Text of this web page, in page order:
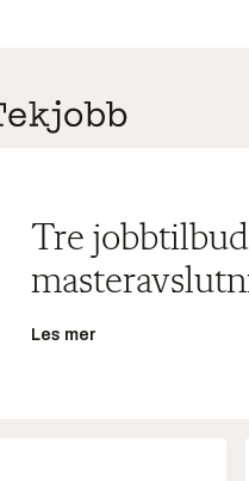
Tre
Les mer